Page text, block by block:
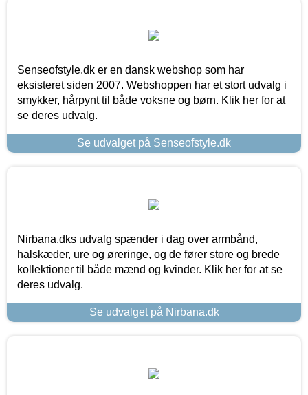
Senseofstyle.dk er en dansk webshop som har
eksisteret siden 2007. Webshoppen har et stort udvalg i
smykker, hårpynt til både voksne og børn. Klik her for at
se deres udvalg.
Se udvalget på Senseofstyle.dk
Nirbana.dks udvalg spænder i dag over armbånd,
halskæder, ure og øreringe, og de fører store og brede
kollektioner til både mænd og kvinder. Klik her for at se
deres udvalg.
Se udvalget på Nirbana.dk